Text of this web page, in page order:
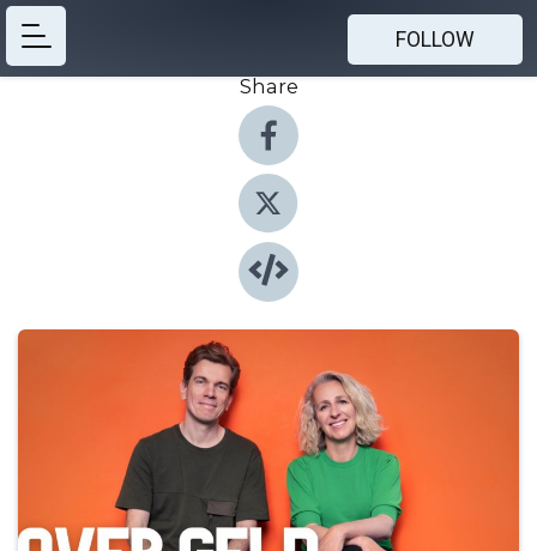
FOLLOW
Share